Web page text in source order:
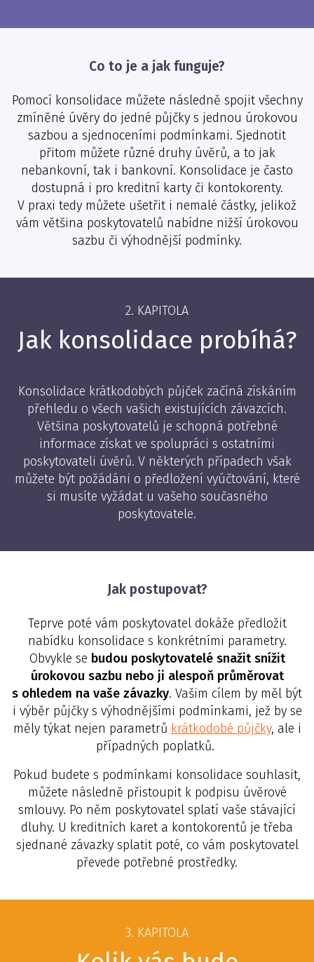
Co to je a jak funguje?
Pomocí konsolidace můžete následně spojit všechny
zmíněné úvěry do jedné půjčky s jednou úrokovou
sazbou a sjednoceními podmínkami. Sjednotit
přitom můžete různé druhy úvěrů, a to jak
nebankovní, tak i bankovní. Konsolidace je často
dostupná i pro kreditní karty či kontokorenty.
V praxi tedy můžete ušetřit i nemalé částky, jelikož
vám většina poskytovatelů nabídne nižší úrokovou
sazbu či výhodnější podmínky.
2. KAPITOLA
Jak konsolidace probíhá?
Konsolidace krátkodobých půjček začíná získáním
přehledu o všech vašich existujících závazcích.
Většina poskytovatelů je schopná potřebné
informace získat ve spolupráci s ostatními
poskytovateli úvěrů. V některých případech však
můžete být požádáni o předložení vyúčtování, které
si musíte vyžádat u vašeho současného
poskytovatele.
Jak postupovat?
Teprve poté vám poskytovatel dokáže předložit
nabídku konsolidace s konkrétními parametry.
Obvykle se budou poskytovatelé snažit snížit
úrokovou sazbu nebo ji alespoň průměrovat
s ohledem na vaše závazky. Vašim cílem by měl být
i výběr půjčky s výhodnějšími podmínkami, jež by se
měly týkat nejen parametrů krátkodobé půjčky, ale i
případných poplatků.
Pokud budete s podmínkami konsolidace souhlasit,
můžete následně přistoupit k podpisu úvěrové
smlouvy. Po něm poskytovatel splatí vaše stávající
dluhy. U kreditních karet a kontokorentů je třeba
sjednané závazky splatit poté, co vám poskytovatel
převede potřebné prostředky.
3. KAPITOLA